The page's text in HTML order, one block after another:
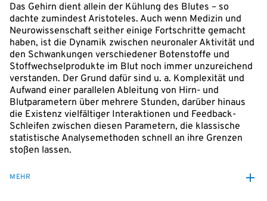
Das Gehirn dient allein der Kühlung des Blutes – so
dachte zumindest Aristoteles. Auch wenn Medizin und
Neurowissenschaft seither einige Fortschritte gemacht
haben, ist die Dynamik zwischen neuronaler Aktivität und
den Schwankungen verschiedener Botenstoffe und
Stoffwechselprodukte im Blut noch immer unzureichend
verstanden. Der Grund dafür sind u. a. Komplexität und
Aufwand einer parallelen Ableitung von Hirn- und
Blutparametern über mehrere Stunden, darüber hinaus
die Existenz vielfältiger Interaktionen und Feedback-
Schleifen zwischen diesen Parametern, die klassische
statistische Analysemethoden schnell an ihre Grenzen
stoßen lassen.
MEHR